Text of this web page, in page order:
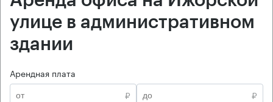
улице в административном
здании
Арендная плата
₽
₽